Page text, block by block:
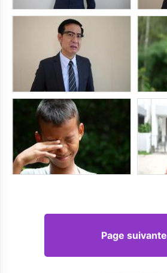
Page suivante